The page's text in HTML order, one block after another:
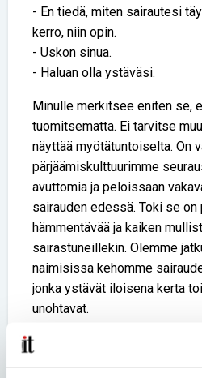
- En tiedä, miten sairautesi
kerro, niin opin.
- Uskon sinua.
- Haluan olla ystäväsi.
Minulle merkitsee eniten se,
tuomitsematta. Ei tarvitse
näyttää myötätuntoiselta. On
pärjäämiskulttuurimme
avuttomia ja peloissaan
sairauden edessä. Toki se on
hämmentävää ja kaiken
sairastuneillekin. Olemme
naimisissa kehomme
jonka ystävät iloisena kerta
unohtavat.
Se, ettei joku usko minussa